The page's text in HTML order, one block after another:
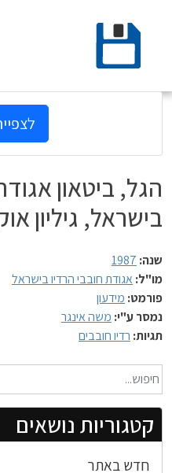
content
טקסט חופשי...
קטגוריות נושאים
חדש באתר
הגל, ביטאון
בישראל, גיליון
שנה: 1987
מו"ל: אגודת חובבי הרדיו בישראל
פורמט: מידעון
נמסר ע"י: משה אינגר
תגיות: רדיו חובבים